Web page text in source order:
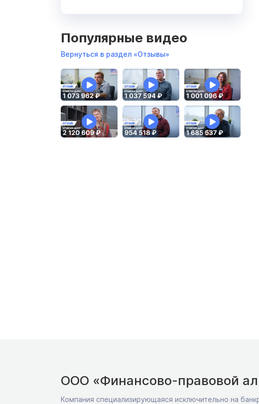
Популярные видео
Вернуться в раздел «Отзывы»
ООО «Финансово-правовой
Компания специализирующаяся исключительно на